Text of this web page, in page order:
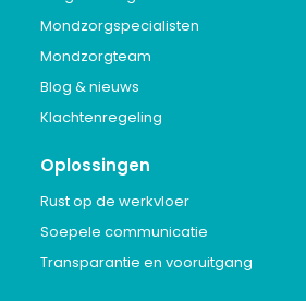
Mondzorgspecialisten
Mondzorgteam
Blog & nieuws
Klachtenregeling
Oplossingen
Rust op de werkvloer
Soepele communicatie
Transparantie en vooruitgang